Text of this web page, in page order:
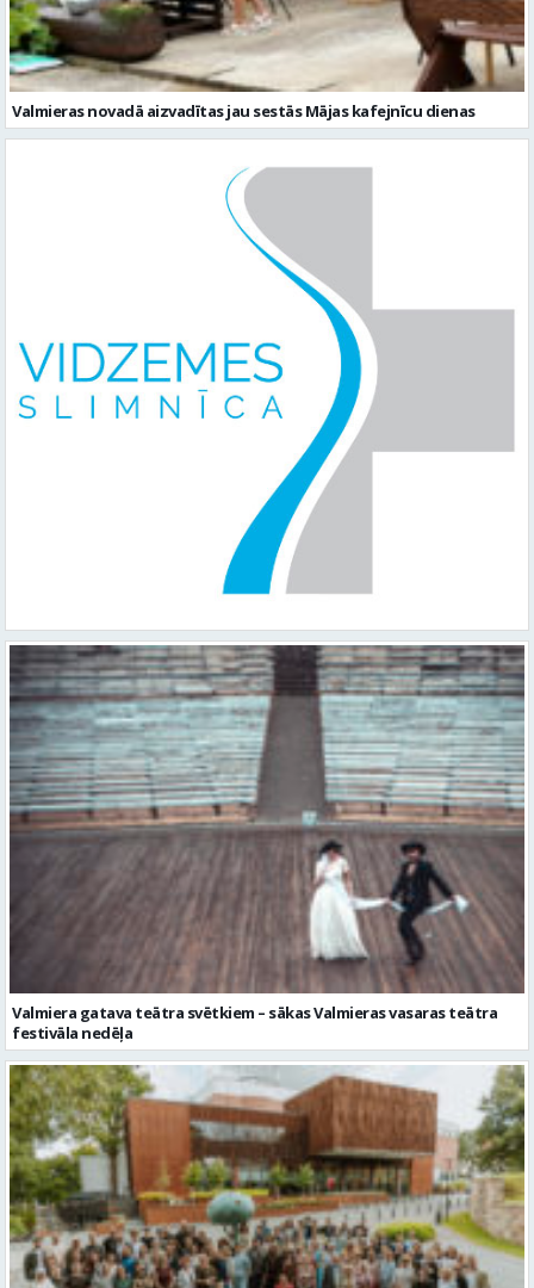
Valmieras novadā aizvadītas jau sestās Mājas kafejnīcu dienas
Valmiera gatava teātra svētkiem – sākas Valmieras vasaras teātra
festivāla nedēļa